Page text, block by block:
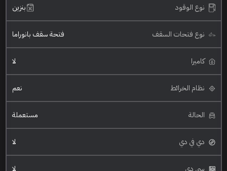
نوع الوقود بنزين
نوع فتحات السقف فتحة سقف بانوراما
كاميرا لا
نظام الخرائط نعم
الحالة مستعملة
دي في دي لا
سي دي لا